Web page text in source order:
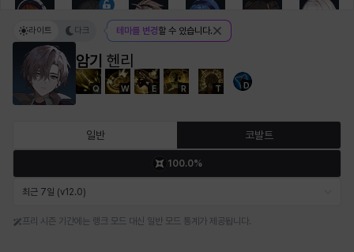
레온 루크 르노어
바바라 버니스 블레어 비앙카 비형 샬럿
암기 헨리
Q W E R T D
라이트 다크 테마를 변경할 수 있습니다.
일반 코발트
100.0%
최근 7일 (v12.0)
프리 시즌 기간에는 랭크 모드 대신 일반 모드 통계가 제공됩니다.